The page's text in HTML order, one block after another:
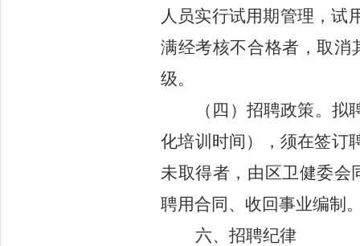
人员实行试用期管理，试
满经考核不合格者 ，取消
级。
（ 四 ） 招聘政策。 拟
化培训时间 ）， 须在签订
未取得者， 由 区卫健委会
聘用合同、收回事业编制
六、 招聘纪律